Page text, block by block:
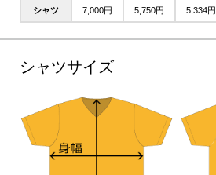
シャツ 7,000円 5,750円 5,334円
シャツサイズ